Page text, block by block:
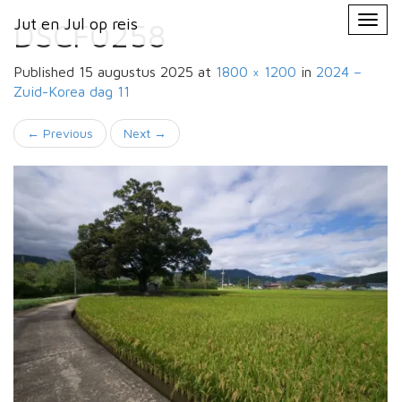
Jut en Jul op reis
Primary
Menu
Jut en Jul op reis
DSCF0258
Published 15 augustus 2025 at 1800 × 1200 in 2024 –
Zuid-Korea dag 11
← Previous Next →